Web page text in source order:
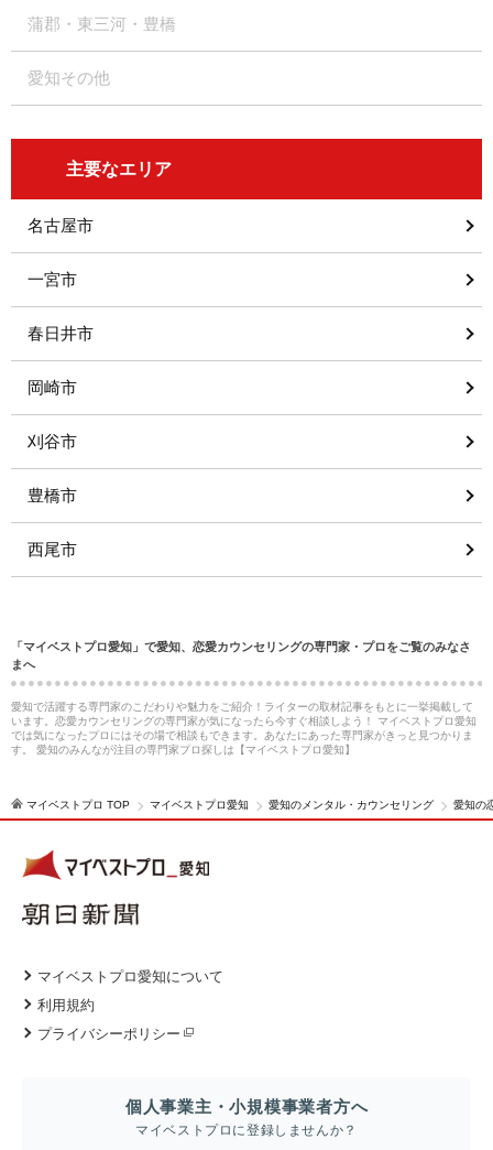
蒲郡・東三河・豊橋
愛知その他
主要なエリア
名古屋市
一宮市
春日井市
岡崎市
刈谷市
豊橋市
西尾市
「マイベストプロ愛知」で愛知、恋愛カウンセリングの専門家・プロをご覧のみなさ
まへ
愛知で活躍する専門家のこだわりや魅力をご紹介！ライターの取材記事をもとに一挙掲載して
います。恋愛カウンセリングの専門家が気になったら今すぐ相談しよう！ マイベストプロ愛知
では気になったプロにはその場で相談もできます。あなたにあった専門家がきっと見つかりま
す。 愛知のみんなが注目の専門家プロ探しは【マイベストプロ愛知】
マイベストプロ TOP マイベストプロ愛知 愛知のメンタル・カウンセリング 愛知の
マイベストプロ愛知について
利用規約
プライバシーポリシー
個人事業主・小規模事業者方へ
マイベストプロに登録しませんか？